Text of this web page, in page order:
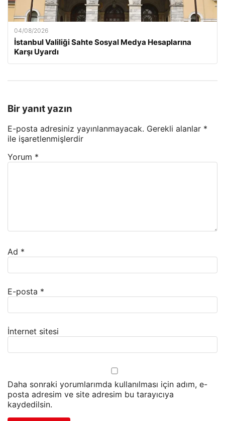
04/08/2026
İstanbul Valiliği Sahte Sosyal Medya Hesaplarına
Karşı Uyardı
Bir yanıt yazın
E-posta adresiniz yayınlanmayacak. Gerekli alanlar *
ile işaretlenmişlerdir
Yorum *
Ad *
E-posta *
İnternet sitesi
Daha sonraki yorumlarımda kullanılması için adım, e-
posta adresim ve site adresim bu tarayıcıya
kaydedilsin.